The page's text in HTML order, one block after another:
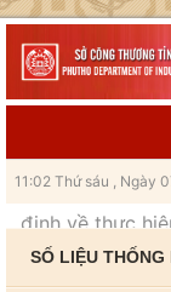
11:02 Thứ sáu , Ngày
về thực hiện
SỐ LIỆU THỐNG